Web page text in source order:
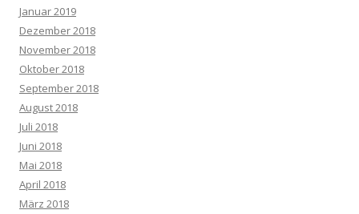
Januar 2019
Dezember 2018
November 2018
Oktober 2018
September 2018
August 2018
Juli 2018
Juni 2018
Mai 2018
April 2018
März 2018